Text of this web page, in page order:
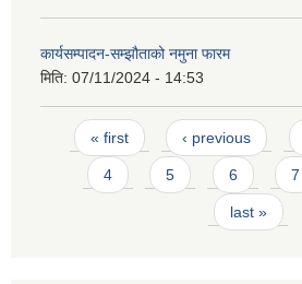
कार्यसम्पादन-सम्झौताको नमुना फारम
मिति: 07/11/2024 - 14:53
Pages
« first ‹ previous
4 5 6 7
last »